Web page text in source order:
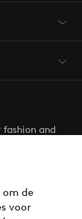
de
voor
and
here!